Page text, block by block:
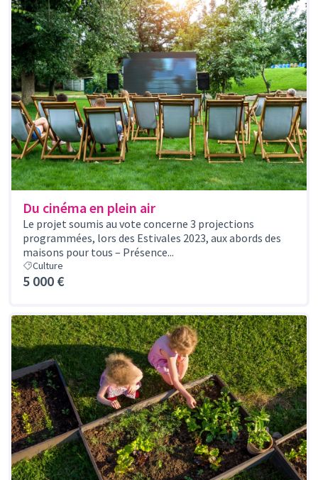
Du cinéma en plein air
Le projet soumis au vote concerne 3 projections
programmées, lors des Estivales 2023, aux abords des
maisons pour tous – Présence...
Culture
5 000 €